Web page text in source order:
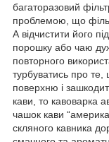
багаторазовий
проблемою, що
А відчистити його
порошку або чаю
повторного
турбуватись про те,
поверхню і
кави, то кавоварка
чашок кави
скляного кавника